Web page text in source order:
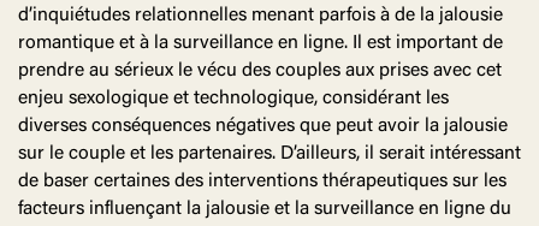
d’inquiétudes relationnelles menant parfois à de la jalousie
romantique et à la surveillance en ligne. Il est important de
prendre au sérieux le vécu des couples aux prises avec cet
enjeu sexologique et technologique, considérant les
diverses conséquences négatives que peut avoir la jalousie
sur le couple et les partenaires. D’ailleurs, il serait intéressant
de baser certaines des interventions thérapeutiques sur les
facteurs influençant la jalousie et la surveillance en ligne du